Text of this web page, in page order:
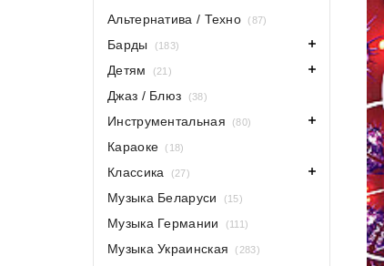
Альтернатива / Техно (87)
Барды (183)
Детям (21)
Джаз / Блюз (38)
Инструментальная (80)
Караоке (18)
Классика (27)
Музыка Беларуси (15)
Музыка Германии (111)
Музыка Украинская (283)